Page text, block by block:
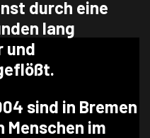
durch eine
lang
und
sind in Bremen
Menschen im